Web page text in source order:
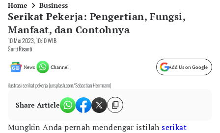
Home Business
Serikat Pekerja: Pengertian, Fungsi,
Manfaat, dan Contohnya
10 Mei 2023, 10:10 WIB
Surti Risanti
News Channel Add Us on Google
ilustrasi serikat pekerja (unsplash.com/Sebastian Herrmann)
Share Article
Mungkin Anda pernah mendengar istilahserikat